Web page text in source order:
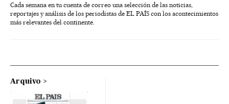
Cada semana en tu cuenta de correo una selección de las noticias,
reportajes y análisis de los periodistas de EL PAÍS con los acontecimientos
más relevantes del continente.
Arquivo